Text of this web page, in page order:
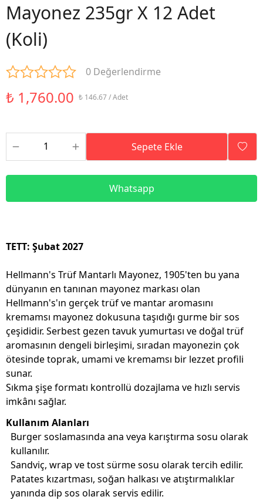
Mayonez 235gr X 12 Adet
(Koli)
0 Değerlendirme
₺ 1,760.00 ₺ 146.67 / Adet
Sepete Ekle
Whatsapp
TETT: Şubat 2027
Hellmann's Trüf Mantarlı Mayonez, 1905'ten bu yana
dünyanın en tanınan mayonez markası olan
Hellmann's'ın gerçek trüf ve mantar aromasını
kremamsı mayonez dokusuna taşıdığı gurme bir sos
çeşididir. Serbest gezen tavuk yumurtası ve doğal trüf
aromasının dengeli birleşimi, sıradan mayonezin çok
ötesinde toprak, umami ve kremamsı bir lezzet profili
sunar.
Sıkma şişe formatı kontrollü dozajlama ve hızlı servis
imkânı sağlar.
Kullanım Alanları
Burger soslamasında ana veya karıştırma sosu olarak
kullanılır.
Sandviç, wrap ve tost sürme sosu olarak tercih edilir.
Patates kızartması, soğan halkası ve atıştırmalıklar
yanında dip sos olarak servis edilir.